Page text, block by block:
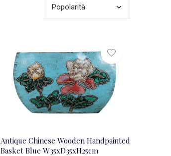
Antique Chinese Wooden Handpainted
Basket Blue W35xD35xH25cm